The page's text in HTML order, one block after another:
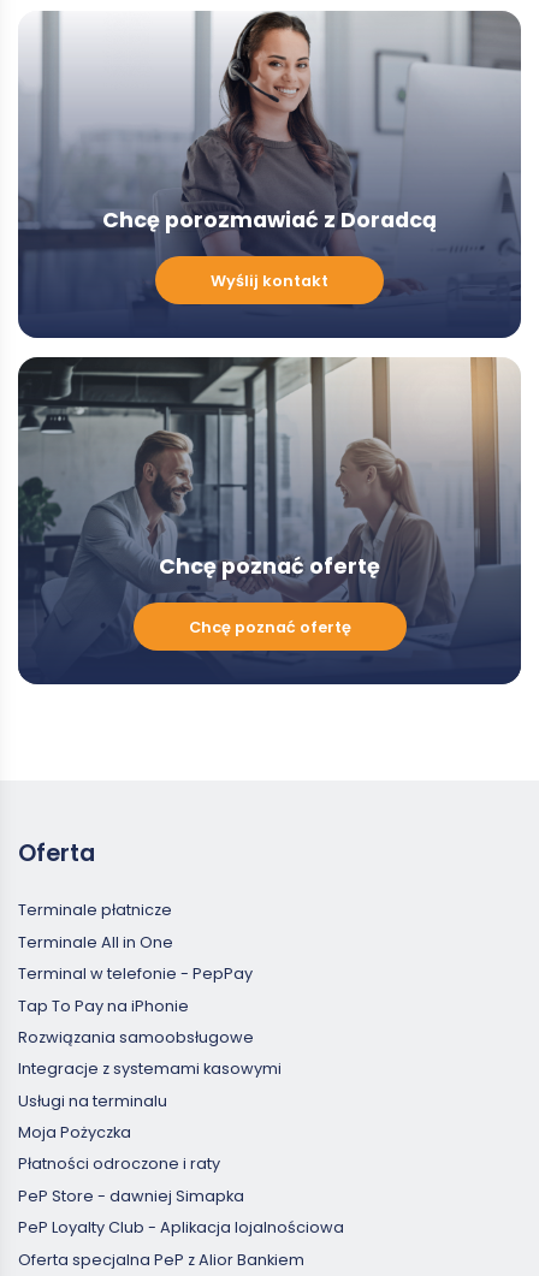
Chcę porozmawiać z Doradcą
porozmawiać
Doradcą
-
Modal
Wyślij kontakt
Chcę poznać ofertę
Chcę
Chcę poznać ofertę
Oferta
Terminale płatnicze
Terminale All in One
Terminal w telefonie - PepPay
Tap To Pay na iPhonie
Rozwiązania samoobsługowe
Integracje z systemami kasowymi
Usługi na terminalu
Moja Pożyczka
Płatności odroczone i raty
PeP Store - dawniej Simapka
PeP Loyalty Club - Aplikacja lojalnościowa
Oferta specjalna PeP z Alior Bankiem